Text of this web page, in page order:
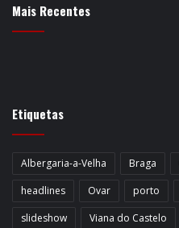
Mais Recentes
Etiquetas
Albergaria-a-Velha Braga
headlines
Ovar porto
slideshow
Viana do Castelo